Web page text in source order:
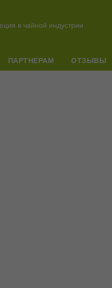
в чайной индустрии
ПАРТНЕРАМ ОТЗЫВЫ